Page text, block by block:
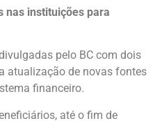
nas instituições para
pelo BC com dois
atualização de novas fontes
financeiro.
até o fim de